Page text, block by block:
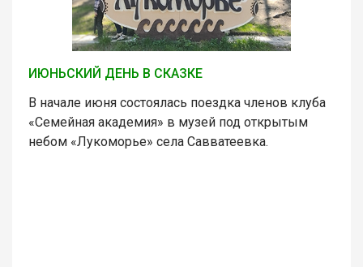
ИЮНЬСКИЙ ДЕНЬ В СКАЗКЕ
В начале июня состоялась поездка членов клуба
«Семейная академия» в музей под открытым
небом «Лукоморье» села Савватеевка.